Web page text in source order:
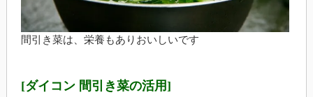
間引き菜は、栄養もありおいしいです
[ダイコン 間引き菜の活用]